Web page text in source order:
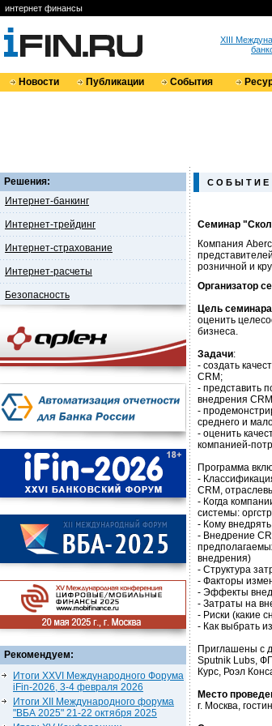
интернет финансы
XIII
Новости Публикации События
Решения:
Интернет-банкинг
Интернет-трейдинг
Интернет-страхование
Интернет-расчеты
Безопасность
Рекомендуем:
Итоги XXVI Международного Форума
iFin-2026, 3-4 февраля 2026
Итоги XII Международного форума
"ВБА 2025" 21-22 октября 2025
С О Б Ы Т И Е
Семинар
Компания
розничной и
Организатор
Цель семинара
оценить
бизнеса.
Задачи:
- создать
CRM;
- представить
внедрения
-
среднего и
- оценить
компанией-
Программа
-
CRM,
- Когда
системы:
- Кому
- Внедрение
внедрения)
- Структура
- Факторы
- Эффекты
- Затраты на
- Риски (какие
- Как выбрать
Приглашены с
Sputnik Lubs,
Курс, Роэл
Место
г. Москва,